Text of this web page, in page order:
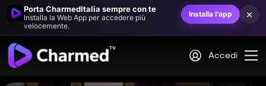
Porta CharmedItalia sempre con te
Installa la Web App per accedere più
velocemente.
Installa l’app ×
Accedi
S0406
Paige e il suo principe
S0407
Una vita normale